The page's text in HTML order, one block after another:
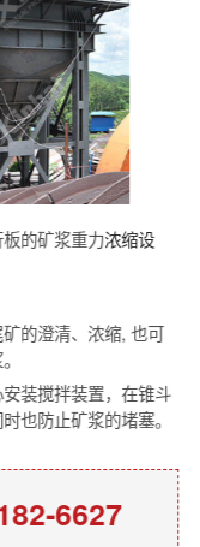
的矿浆重力浓缩设
的澄清、浓缩, 也可
装搅拌装置，在锥斗
也防止矿浆的堵塞。
6627